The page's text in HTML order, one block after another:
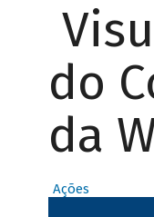
do
da
Ações